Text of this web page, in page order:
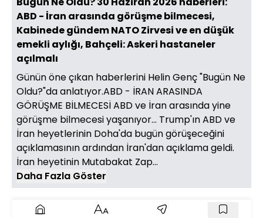
ABD - İran arasında görüşme bilmecesi,
Kabinede gündem NATO Zirvesi ve en düşük
emekli aylığı, Bahçeli: Askeri hastaneler
açılmalı
Günün öne çıkan haberlerini Helin Genç "Bugün Ne
Oldu?"da anlatıyor.ABD - İRAN ARASINDA
GÖRÜŞME BİLMECESİ ABD ve İran arasında yine
görüşme bilmecesi yaşanıyor... Trump'ın ABD ve
İran heyetlerinin Doha'da bugün görüşeceğini
açıklamasının ardından İran'dan açıklama geldi.
İran heyetinin Mutabakat Zap...
Daha Fazla Göster